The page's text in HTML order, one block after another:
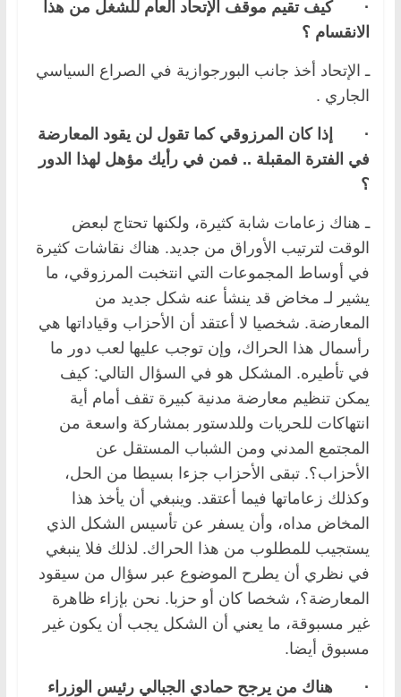
·كيف تقيم موقف الإتحاد العام للشغل من هذا
الانقسام ؟
ـ الإتحاد أخذ جانب البورجوازية في الصراع السياسي
الجاري .
·
إذا كان المرزوقي كما تقول لن يقود المعارضة
في الفترة المقبلة .. فمن في رأيك مؤهل لهذا الدور
؟
ـ هناك زعامات شابة كثيرة، ولكنها تحتاج لبعض
الوقت لترتيب الأوراق من جديد. هناك نقاشات كثيرة
في أوساط المجموعات التي انتخبت المرزوقي، ما
يشير لـ مخاض قد ينشأ عنه شكل جديد من
المعارضة. شخصيا لا أعتقد أن الأحزاب وقياداتها هي
رأسمال هذا الحراك، وإن توجب عليها لعب دور ما
في تأطيره. المشكل هو في السؤال التالي: كيف
يمكن تنظيم معارضة مدنية كبيرة تقف أمام أية
انتهاكات للحريات وللدستور بمشاركة واسعة من
المجتمع المدني ومن الشباب المستقل عن
الأحزاب؟. تبقى الأحزاب جزءا بسيطا من الحل،
وكذلك زعاماتها فيما أعتقد. وينبغي أن يأخذ هذا
المخاض مداه، وأن يسفر عن تأسيس الشكل الذي
يستجيب للمطلوب من هذا الحراك. لذلك فلا ينبغي
في نظري أن يطرح الموضوع عبر سؤال من سيقود
المعارضة؟، شخصا كان أو حزبا. نحن بإزاء ظاهرة
غير مسبوقة، ما يعني أن الشكل يجب أن يكون غير
مسبوق أيضا.
· هناك من يرجح حمادي الجبالي رئيس الوزراء